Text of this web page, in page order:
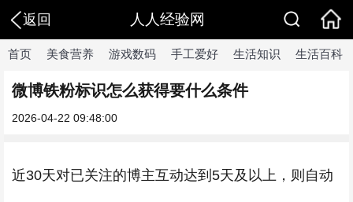
返回 人人经验网
首页 美食营养 游戏数码 手工爱好 生活知识 生活百科
微博铁粉标识怎么获得要什么条件
2026-04-22 09:48:00
近30天对已关注的博主互动达到5天及以上，则自动